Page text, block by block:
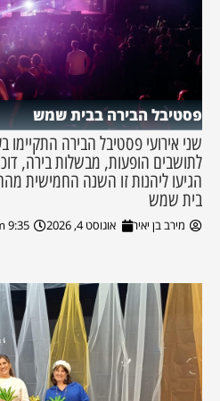
פסטיבל הבירה בבית שמש
שני אירועי פסטיבל הבירה התקיימו
לתושבים הופעות, מבשלות בירה,
הגיעו ליהנות זו השנה החמישית
בית שמש
מירב בן יאיר אוגוסט 4, 2026 9:35 pm